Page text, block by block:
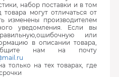
набор поставки и в том
могут отличаться от
изменены производителем
уведомления. Если вы
или
в описании товара,
нам на почту
только на тех товарах, где